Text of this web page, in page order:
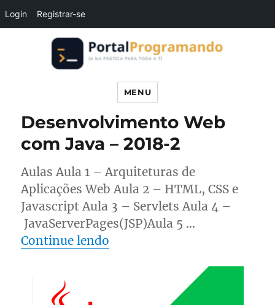
Login Registrar-se
Portal Programando
MENU
Desenvolvimento Web
com Java – 2018-2
Aulas Aula 1 – Arquiteturas de
Aplicações Web Aula 2 – HTML, CSS e
Javascript Aula 3 – Servlets Aula 4 –
JavaServerPages(JSP)Aula 5 …
Continue lendo